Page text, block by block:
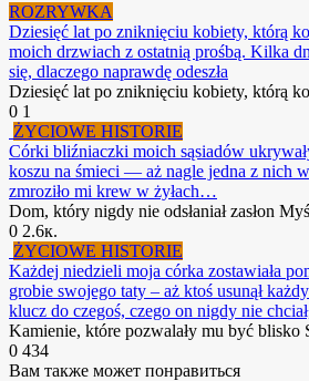
ROZRYWKA
Dziesięć lat po zniknięciu kobiety, którą
moich drzwiach z ostatnią prośbą. Kilka
się, dlaczego naprawdę odeszła
Dziesięć lat po zniknięciu kobiety, którą
0 1
ŻYCIOWE HISTORIE
Córki bliźniaczki moich sąsiadów
koszu na śmieci — aż nagle jedna z nich
zmroziło mi krew w żyłach…
Dom, który nigdy nie odsłaniał zasłon
0 2.6к.
ŻYCIOWE HISTORIE
Każdej niedzieli moja córka zostawiała
grobie swojego taty – aż ktoś usunął
klucz do czegoś, czego on nigdy nie
Kamienie, które pozwalały mu być blisko
0 434
Вам также может понравиться